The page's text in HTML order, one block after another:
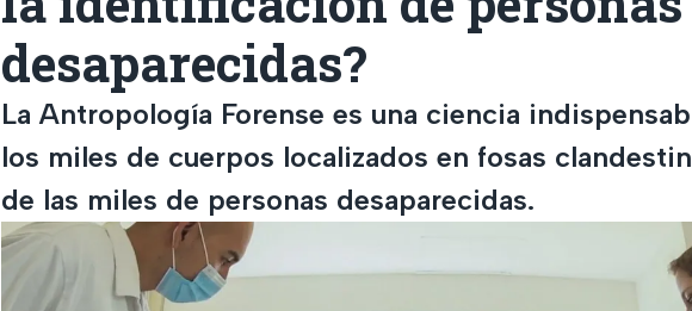
desaparecidas?
La Antropología Forense es una ciencia
los miles de cuerpos localizados en fosas
de las miles de personas desaparecidas.